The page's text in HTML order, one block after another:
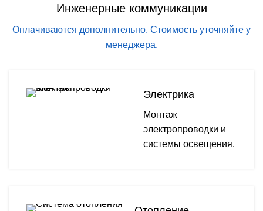
Инженерные коммуникации
Оплачиваются дополнительно. Стоимость уточняйте у
менеджера.
Электрика
Монтаж
электропроводки и
системы освещения.